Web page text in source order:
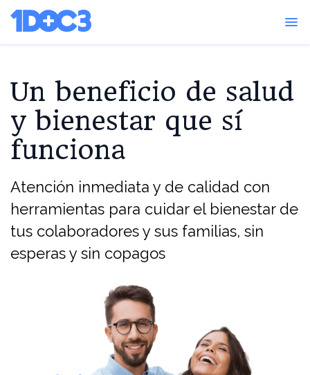
menu
Un beneficio de salud
y bienestar que sí
funciona
Atención inmediata y de calidad con
herramientas para cuidar el bienestar de
tus colaboradores y sus familias, sin
esperas y sin copagos